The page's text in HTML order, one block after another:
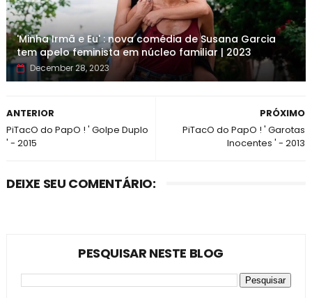
'Minha Irmã e Eu' : nova comédia de Susana Garcia
tem apelo feminista em núcleo familiar | 2023
December 28, 2023
PRÓXIMO
PiTacO do PapO ! ' Garotas
Inocentes ' - 2013
ANTERIOR
PiTacO do PapO ! ' Golpe Duplo
' - 2015
DEIXE SEU COMENTÁRIO:
PESQUISAR NESTE BLOG